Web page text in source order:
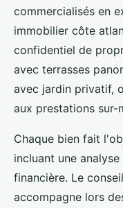
commercialisés en
immobilier côte
confidentiel de
avec terrasses
avec jardin privatif,
aux prestations sur-
Chaque bien fait
incluant une
financière. Le
accompagne lors